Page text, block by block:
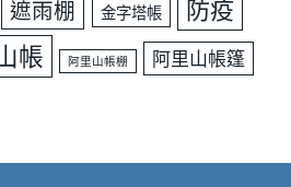
遮雨棚 金字塔帳 防疫
帳 阿里山帳棚 阿里山帳篷